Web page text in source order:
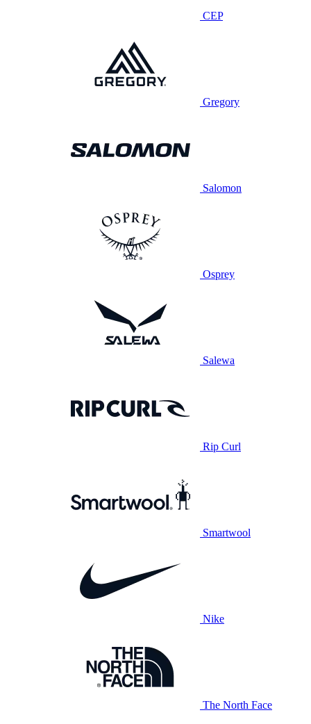
CEP
Gregory
Salomon
Osprey
Salewa
Rip Curl
Smartwool
Nike
The North Face